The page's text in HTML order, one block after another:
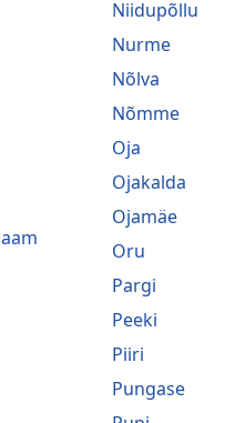
Niidupõllu
Nurme
Nõlva
Nõmme
Oja
Ojakalda
Ojamäe
Oru
Pargi
Peeki
Piiri
Pungase